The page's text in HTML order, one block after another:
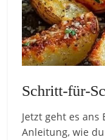
Schritt-für-
Jetzt geht es
Anleitung, wie